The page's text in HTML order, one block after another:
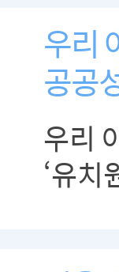
우리
공공
우리
‘유치